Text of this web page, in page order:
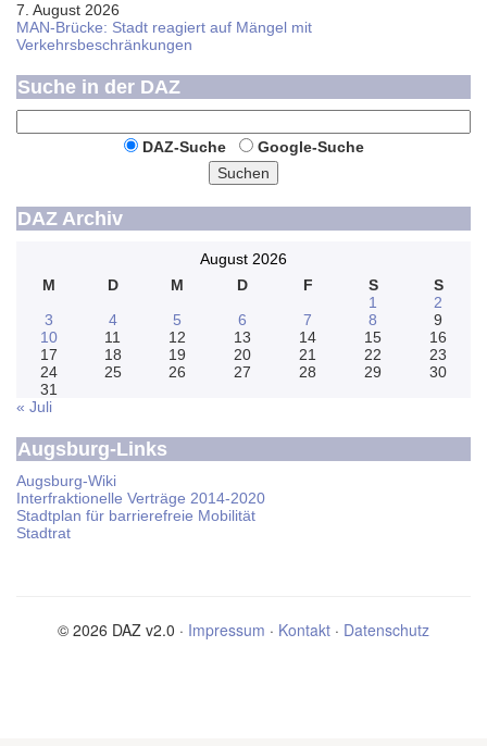
7. August 2026
MAN-Brücke: Stadt reagiert auf Mängel mit
Verkehrsbeschränkungen
Suche in der DAZ
DAZ-Suche
Google-Suche
Suchen
DAZ Archiv
August 2026
M
D M D F S
S
1
2
3
4 5 6 7 8
9
10
11 12 13 14 15
16
17
18 19 20 21 22
23
24
25 26 27 28 29
30
31
« Juli
Augsburg-Links
Augsburg-Wiki
Interfraktionelle Verträge 2014-2020
Stadtplan für barrierefreie Mobilität
Stadtrat
© 2026 DAZ v2.0 · Impressum · Kontakt · Datenschutz